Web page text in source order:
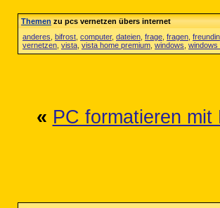
Themenzu pcs vernetzen übers internet
anderes bifrost computer, dateien frage fragen freundin
vernetzen vista vista home premium windows windows
« PC formatieren